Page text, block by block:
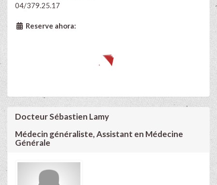
04/379.25.17
Reserve ahora:
Docteur Sébastien Lamy
Médecin généraliste, Assistant en Médecine
Générale